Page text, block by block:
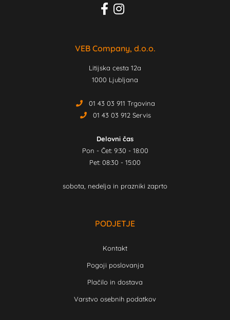
VEB Company, d.o.o.
Litijska cesta 12a
1000 Ljubljana
01 43 03 911 Trgovina
01 43 03 912 Servis
Delovni čas
Pon - Čet: 9:30 - 18:00
Pet: 08:30 - 15:00
sobota, nedelja in prazniki zaprto
PODJETJE
Kontakt
Pogoji poslovanja
Plačilo in dostava
Varstvo osebnih podatkov